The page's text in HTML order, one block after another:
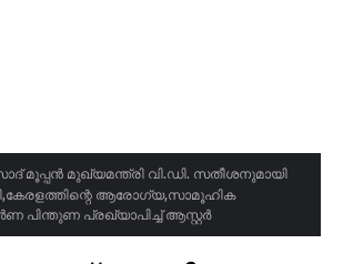
മൂപ്പൻ മുഖ്യമന്ത്രി വി.ഡി. സതീശനുമായി
ആരോഗ്യ,സാമൂഹിക
പിന്തുണ പ്രഖ്യാപിച്ച് ആസ്റ്റർ